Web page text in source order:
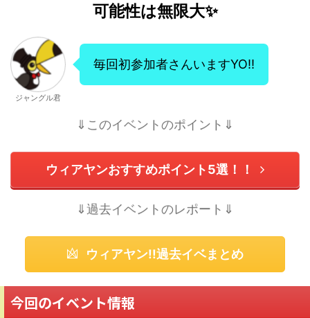
可能性は無限大✨
ジャングル君
毎回初参加者さんいますYO!!
⇓このイベントのポイント⇓
ウィアヤンおすすめポイント5選！！
⇓過去イベントのレポート⇓
ウィアヤン!!過去イベまとめ
今回のイベント情報